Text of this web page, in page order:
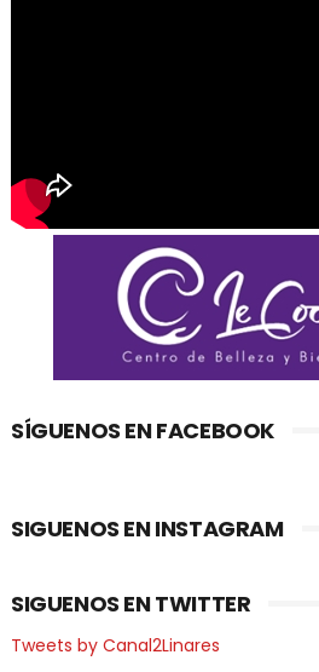
SÍGUENOS EN FACEBOOK
SIGUENOS EN INSTAGRAM
SIGUENOS EN TWITTER
Tweets by Canal2Linares